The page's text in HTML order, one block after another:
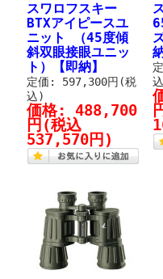
スワロフスキー
BTXアイピースユ
ニット （45度傾
斜双眼接眼ユニッ
ト）【即納】
定価: 597,300円(税
込)
価格: 488,700
円 (税込
537,570円)